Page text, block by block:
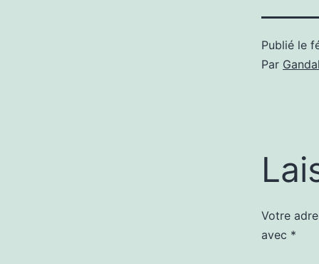
Publié le
Par
Votre
avec *